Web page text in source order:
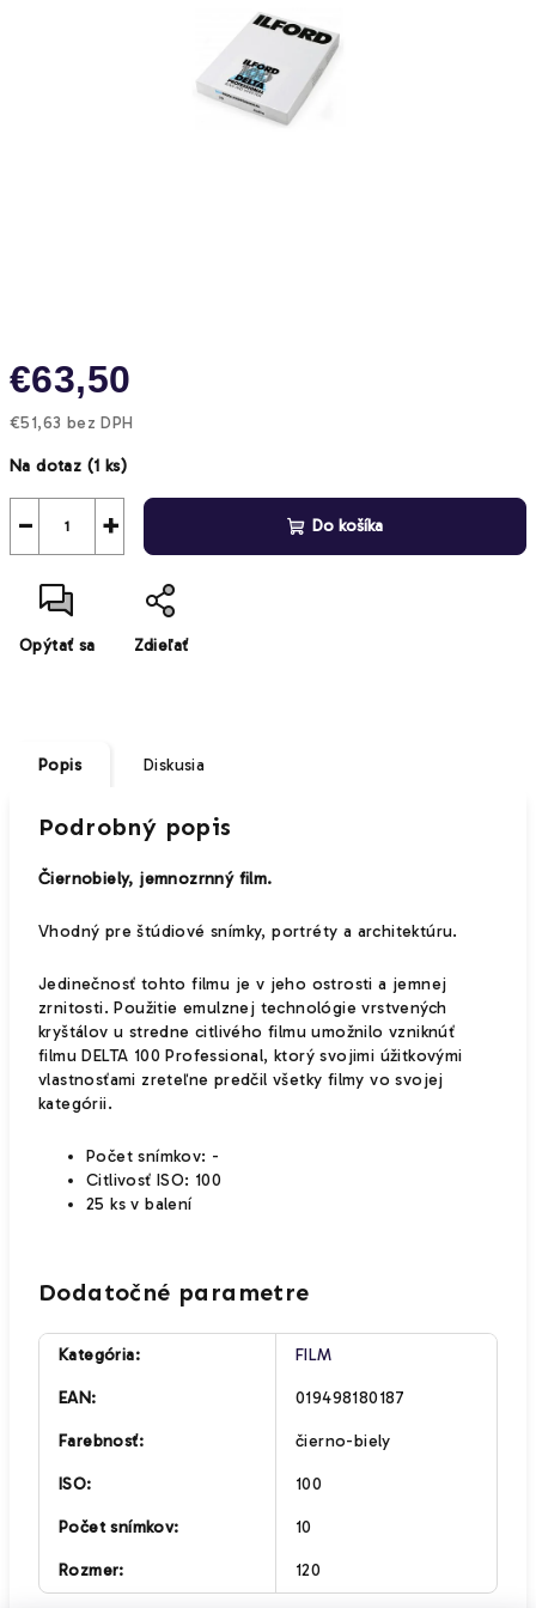
€63,50
€51,63 bez DPH
cena:
Na dotaz (1 ks)
+
− Do košíka
Opýtať sa Zdieľať
Popis Diskusia
Podrobný popis
Čiernobiely, jemnozrnný film.
Vhodný pre štúdiové snímky, portréty a architektúru.
Jedinečnosť tohto filmu je v jeho ostrosti a jemnej
zrnitosti. Použitie emulznej technológie vrstvených
kryštálov u stredne citlivého filmu umožnilo vzniknúť
filmu DELTA 100 Professional, ktorý svojimi úžitkovými
vlastnosťami zreteľne predčil všetky filmy vo svojej
kategórii.
Početsnímkov: -
Citlivosť ISO: 100
25 ks v balení
Dodatočné parametre
Kategória: FILM
EAN: 019498180187
Farebnosť: čierno-biely
ISO: 100
Počet snímkov: 10
Rozmer: 120